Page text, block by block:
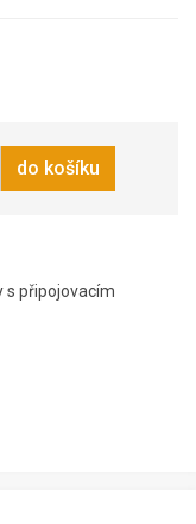
do košíku
s připojovacím